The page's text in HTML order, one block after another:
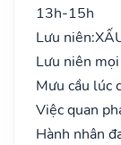
13h-15h
Lưu niên:
Lưu niên
Mưu cầu lúc
Việc quan
Hành nhân